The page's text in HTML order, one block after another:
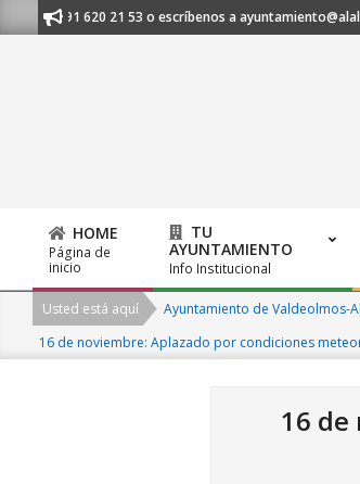
to
al 91 620 21 53 o escríbenos a
Primary
Navigation
Menu
HOME
Página de
inicio
TU
AYUNTAMIENTO
Info Institucional
Usted está aquí Ayuntamiento de Valdeolmos-
16 de noviembre: Aplazado por condiciones
16 de